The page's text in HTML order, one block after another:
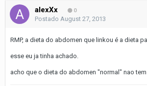
alexXx 0
Postado August 27, 2013
RMP, a dieta do abdomen que linkou é a dieta
esse eu ja tinha achado.
acho que o dieta do abdomen "normal" nao